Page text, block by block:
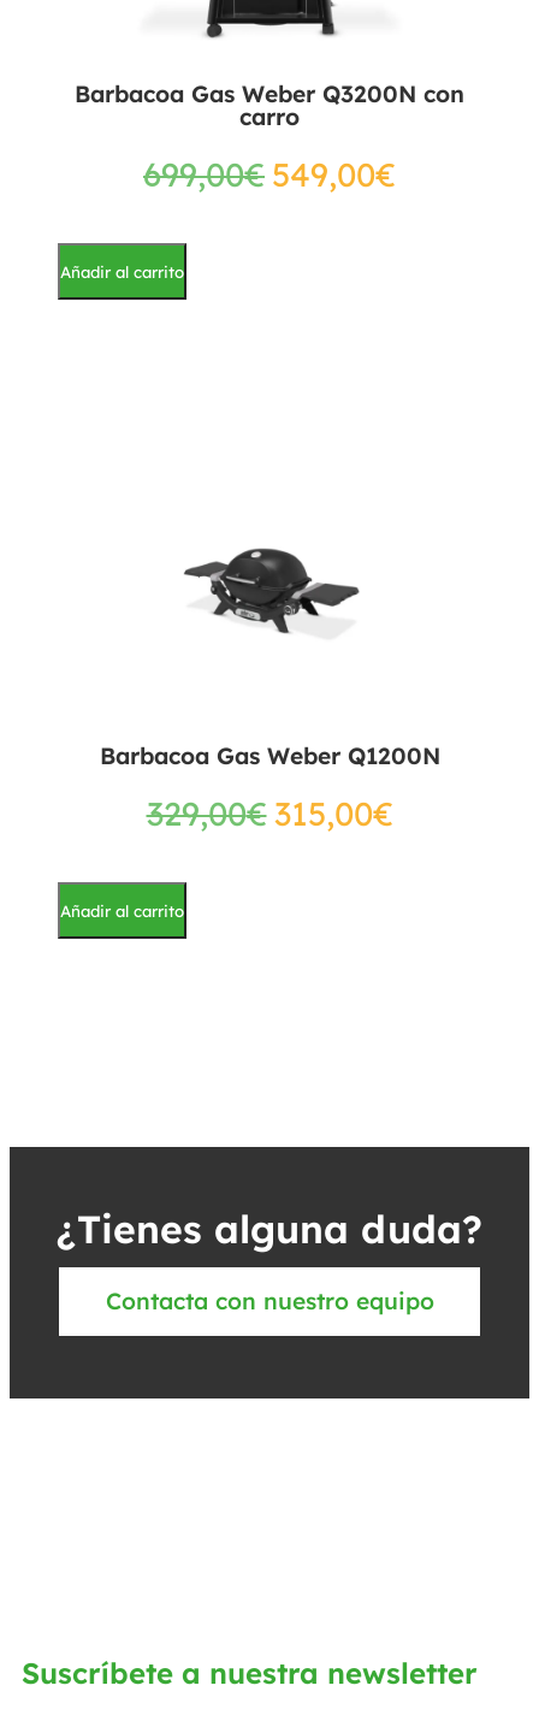
Barbacoa Gas Weber Q3200N con
carro
699,00€ 549,00€
Añadir al carrito
Barbacoa Gas Weber Q1200N
329,00€315,00€
Añadir al carrito
¿Tienes alguna duda?
Contacta con nuestro equipo
Suscríbete a nuestra newsletter